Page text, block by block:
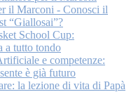
il Marconi - Conosci il
“Giallosai”?
School Cup:
a tutto tondo
e competenze:
è già futuro
la lezione di vita di Papà